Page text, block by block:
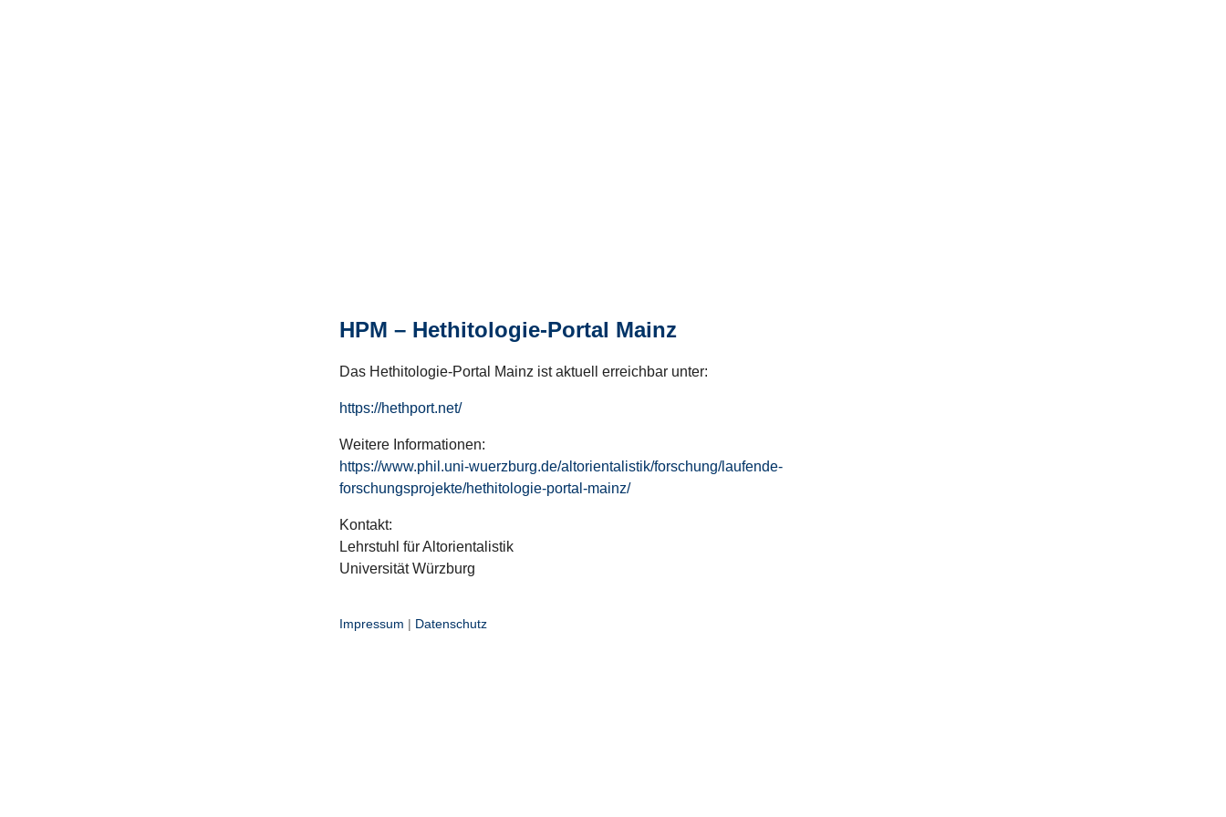
HPM – Hethitologie-Portal Mainz
Das Hethitologie-Portal Mainz ist aktuell erreichbar unter:
https://hethport.net/
Weitere Informationen:
https://www.phil.uni-wuerzburg.de/altorientalistik/forschung/laufende-
forschungsprojekte/hethitologie-portal-mainz/
Kontakt:
Lehrstuhl für Altorientalistik
Universität Würzburg
Impressum | Datenschutz